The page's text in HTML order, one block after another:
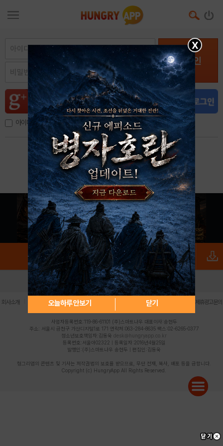
로그인
아이디, 이메일 저장
아이디 / 비밀번호 찾기 회원가입
X
오늘하루 안보기 닫기
로그인 PC버전 전체앱
회사소개 | 개인정보 처리방침 불법촬영물 신고센터 제휴광고문의
사업자등록번호:119-86-61101 (주)스마트나우 대표이사:송현두
주소: 서울시 금천구 가산디지털1로 171 연락처:063-284-8635 팩스:02-6265-0377
청소년보호책임자:김동욱 desk@hungryapp.co.kr
등록번호:서울아02322 | 등록일자:2016년4월25일
발행인:(주)스마트나우 송현두 | 편집인:김동욱
헝그리앱의 콘텐츠 및 기사는 저작권법의 보호를 받으므로, 무단 전재, 복사, 배포 등을 금합니다.
Copyright (c) HungryApp All Rights Reserved.